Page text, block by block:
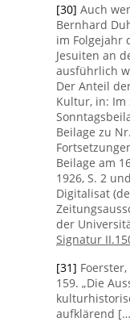
[30] Auch
Bernhard
im Folgejahr
Jesuiten an
ausführlich
Der Anteil
Kultur, in: Im
Beilage zu
Beilage am
1926, S. 2
Digitalisat
der
Signatur
[31]
159. „Die
aufklärend